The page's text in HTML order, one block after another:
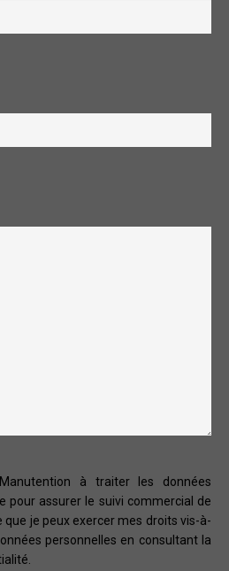
à traiter les données
pour assurer le suivi commercial de
je peux exercer mes droits vis-à-
personnelles en consultant la